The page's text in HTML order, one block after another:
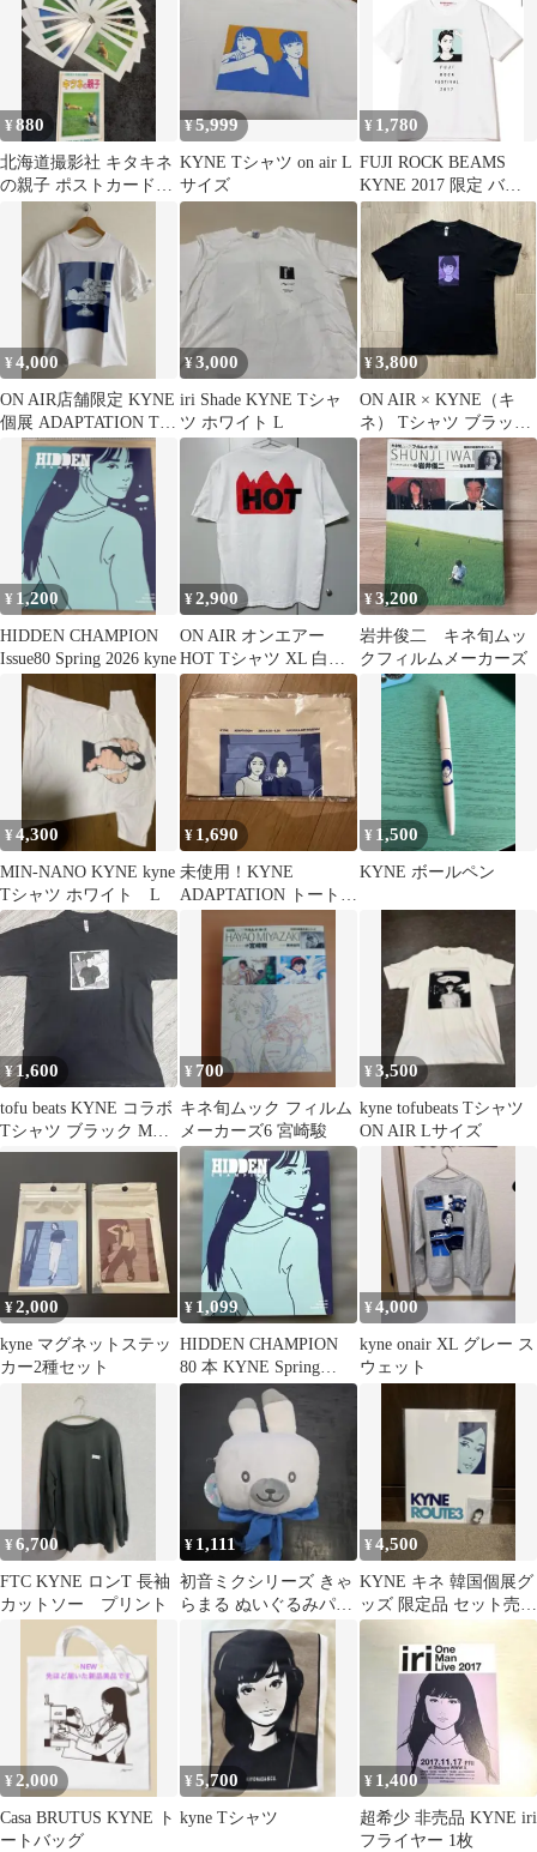
¥880
北海道撮影社 キタキネ
の親子 ポストカードセ
¥5,999
KYNE Tシャツ on air L
サイズ
¥ 1,780
FUJI ROCK BEAMS
KYNE 2017 限定 バン
ドtシャツ S
¥4,000
ON AIR店舗限定 KYNE
個展 ADAPTATION Tシ
ャツ シャツ L
¥3,000
iri Shade KYNE Tシャ
ツ ホワイト L
¥3,800
ON AIR × KYNE（キ
ネ） Tシャツ ブラック
Mサイズ
¥ 1,200
HIDDEN CHAMPION
Issue80 Spring 2026 kyne
¥2,900
ON AIR オンエアー
HOT Tシャツ XL 白
KYNE
¥3,200
岩井俊二 キネ旬ムッ
クフィルムメーカーズ
¥4,300
MIN-NANO KYNE kyne
Tシャツ ホワイト L
¥ 1,690
未使用！KYNE
ADAPTATION トートバ
¥ 1,500
KYNE ボールペン
¥1,600
tofu beats KYNE コラボ
Tシャツ ブラック Mサ
イズ
¥ 700
キネ旬ムック フィルム
メーカーズ6 宮崎駿
¥3,500
kyne tofubeats Tシャツ
ON AIR Lサイズ
¥2,000
kyne マグネットステッ
カー2種セット
¥ 1,099
HIDDEN CHAMPION
80 本 KYNE Spring
2026
¥4,000
kyne onair XL グレー ス
ウェット
¥6,700
FTC KYNE ロンT 長袖
カットソー プリント
¥ 1,111
初音ミクシリーズ きゃ
らまる ぬいぐるみパス
ケース ユキネ
¥4,500
KYNE キネ 韓国個展グ
ッズ 限定品 セット売り
①ポストカード ②ピン
バッジ
¥ 2,000
Casa BRUTUS KYNE ト
ートバッグ
¥5,700
kyne Tシャツ
¥ 1,400
超希少 非売品 KYNE iri
フライヤー 1枚